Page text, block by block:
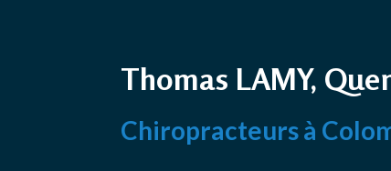
Thomas LAMY,
Chiropracteurs à